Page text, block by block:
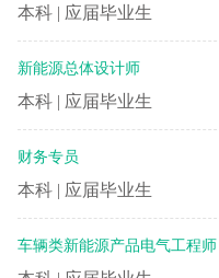
本科 | 应届毕业生
新能源总体设计师
本科 | 应届毕业生
财务专员
本科 | 应届毕业生
车辆类新能源产品电气工程师